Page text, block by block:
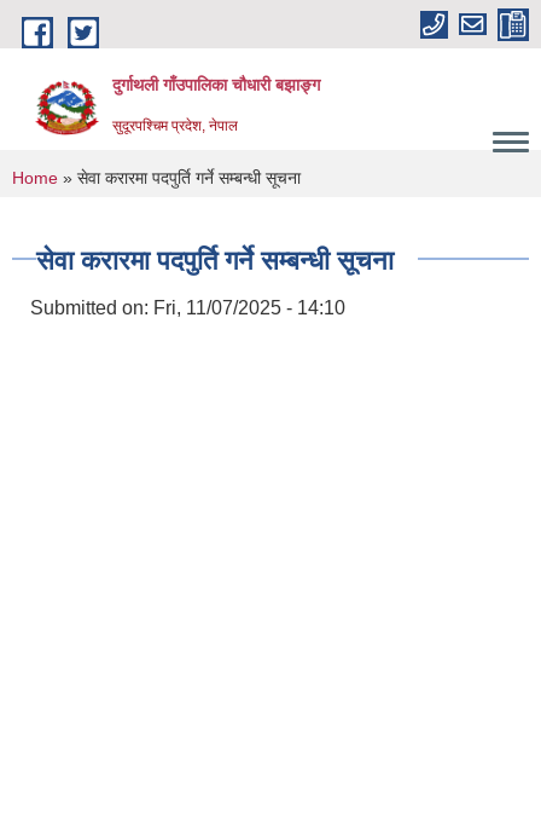
Skip to main content
दुर्गाथली गाँउपालिका चौधारी बझाङ्ग
सुदूरपश्चिम प्रदेश, नेपाल
You are here
Home » सेवा करारमा पदपुर्ति गर्ने सम्बन्धी सूचना
सेवा करारमा पदपुर्ति गर्ने सम्बन्धी सूचना
Submitted on: Fri, 11/07/2025 - 14:10